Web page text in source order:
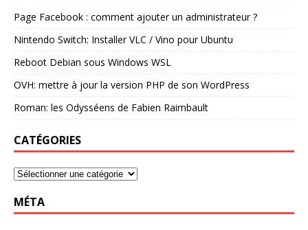
Page Facebook : comment ajouter un administrateur ?
Nintendo Switch: Installer VLC / Vino pour Ubuntu
Reboot Debian sous Windows WSL
OVH: mettre à jour la version PHP de son WordPress
Roman: les Odysséens de Fabien Raimbault
CATÉGORIES
MÉTA